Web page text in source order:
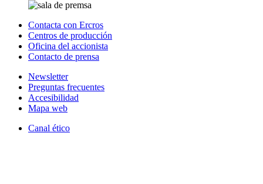
Contacta con Ercros
Centros de producción
Oficina del accionista
Contacto de prensa
Newsletter
Preguntas frecuentes
Accesibilidad
Mapa web
Canal ético